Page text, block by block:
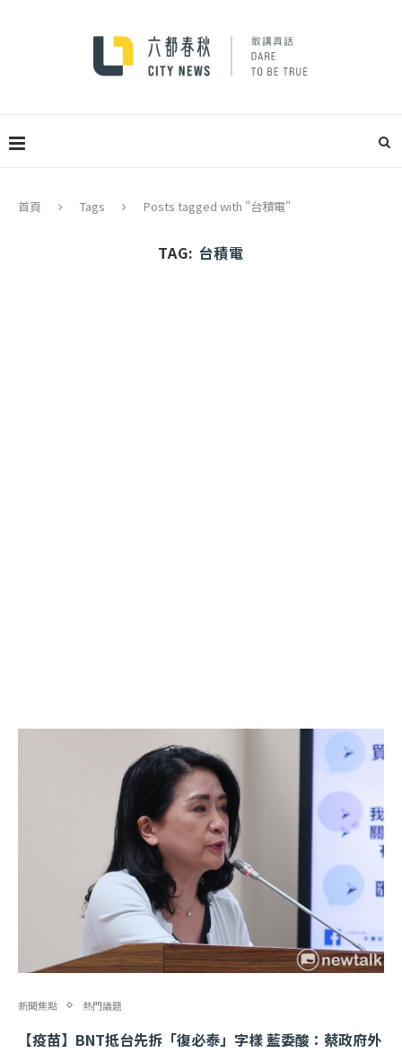
首頁 Tags Posts tagged with "台積電"
TAG: 台積電
新聞焦點 熱門議題
【疫苗】BNT抵台先拆「復必泰」字樣 藍委酸：蔡政府外